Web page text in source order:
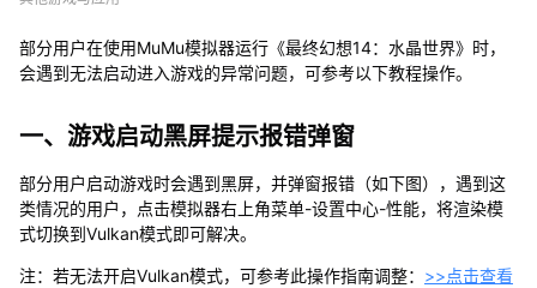
部分用户在使用MuMu模拟器运行《最终幻想14：水晶世界》时，
会遇到无法启动进入游戏的异常问题，可参考以下教程操作。
一、游戏启动黑屏提示报错弹窗
部分用户启动游戏时会遇到黑屏，并弹窗报错（如下图），遇到这
类情况的用户，点击模拟器右上角菜单-设置中心-性能，将渲染模
式切换到Vulkan模式即可解决。
注：若无法开启Vulkan模式，可参考此操作指南调整： >>点击查看